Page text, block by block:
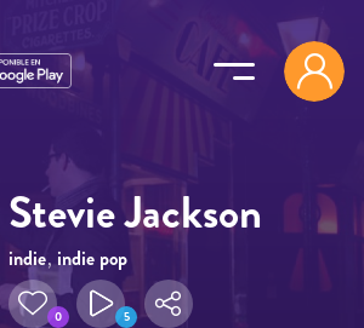
Stevie Jackson
indie, indie pop
0 5